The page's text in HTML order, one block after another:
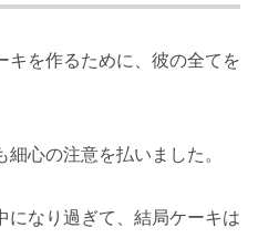
キを作るために、彼の全てを
心の注意を払いました。
になり過ぎて、結局ケーキは